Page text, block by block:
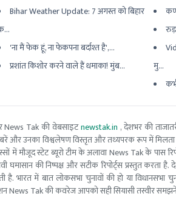
Bihar Weather Update: 7 अगस्त को बिहार
'ना मैं फेक हूं, ना फेकपना बर्दाश्त है',...
प्रशांत किशोर करने वाले हैं धमाका! मुंब...
मु...
News Tak की वेबसाइटnewstak.in , देशभर की
और उनका विश्वलेषण विस्तृत और तथ्यपरक रूप में
में मौजूद स्टेट ब्यूरो टीम के अलावा News Tak के
घमासान की निष्पक्ष और सटीक रिपोर्ट्स प्रस्तुत
करती है. भारत में बात लोकसभा चुनावों की हो या
News Tak की कवरेज आपको सही सियासी तस्वीर